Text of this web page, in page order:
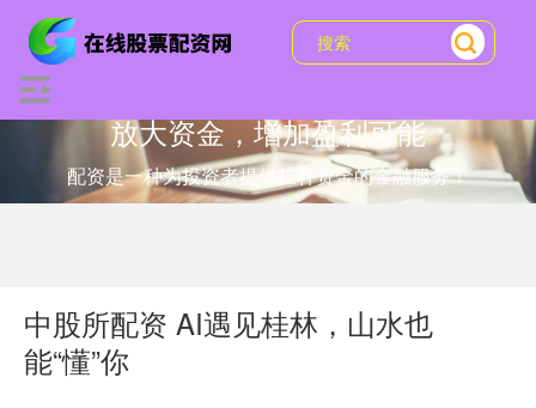
放大资金，增加盈利可能
配资是一种为投资者提供杠杆资金的金融服务！
中股所配资 AI遇见桂林，山水也
能“懂”你